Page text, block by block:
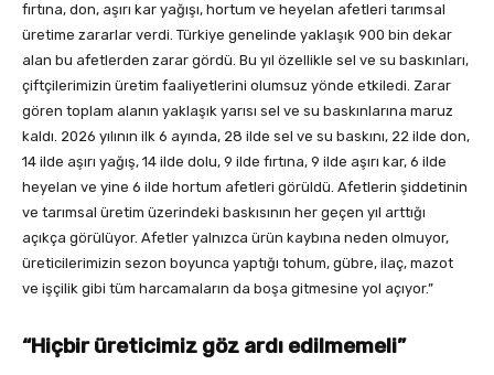
fırtına, don, aşırı kar yağışı, hortum ve heyelan afetleri tarımsal
üretime zararlar verdi. Türkiye genelinde yaklaşık 900 bin dekar
alan bu afetlerden zarar gördü. Bu yıl özellikle sel ve su baskınları,
çiftçilerimizin üretim faaliyetlerini olumsuz yönde etkiledi. Zarar
gören toplam alanın yaklaşık yarısı sel ve su baskınlarına maruz
kaldı. 2026 yılının ilk 6 ayında, 28 ilde sel ve su baskını, 22 ilde don,
14 ilde aşırı yağış, 14 ilde dolu, 9 ilde fırtına, 9 ilde aşırı kar, 6 ilde
heyelan ve yine 6 ilde hortum afetleri görüldü. Afetlerin şiddetinin
ve tarımsal üretim üzerindeki baskısının her geçen yıl arttığı
açıkça görülüyor. Afetler yalnızca ürün kaybına neden olmuyor,
üreticilerimizin sezon boyunca yaptığı tohum, gübre, ilaç, mazot
ve işçilik gibi tüm harcamaların da boşa gitmesine yol açıyor.”
“Hiçbir üreticimiz göz ardı edilmemeli”